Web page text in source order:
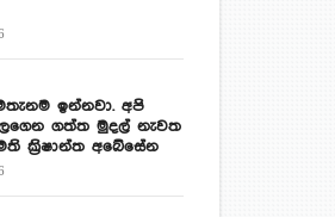
ඉන්නවා. අපි
ගත්ත මුදල් නැවත
ක්‍රිෂාන්ත අබේසේන